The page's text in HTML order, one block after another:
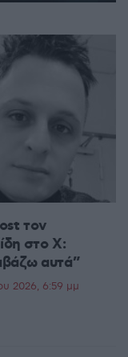
τον
στο X:
αυτά”
2026, 6:59 μμ